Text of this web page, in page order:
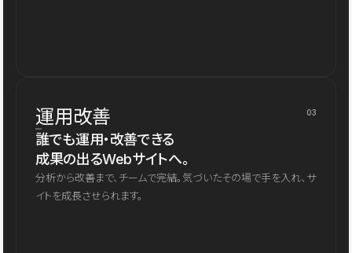
運用改善 03
誰でも運用・改善できる
成果の出るWebサイトへ。
分析から改善まで、チームで完結。気づいたその場で手を入れ、サ
イトを成長させられます。